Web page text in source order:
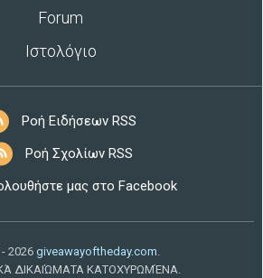
Forum
Ιστολόγιο
Ροή Ειδήσεων RSS
Ροή Σχολίων RSS
μας στο Facebook
2026 giveawayoftheday.com.
ΔΙΚΑΙΏΜΑΤΑ ΚΑΤΟΧΥΡΩΜΈΝΑ.